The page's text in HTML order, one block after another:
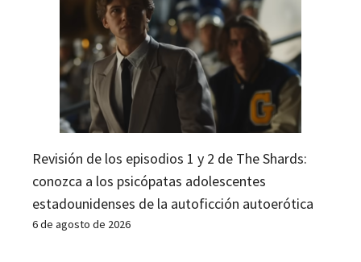
Revisión de los episodios 1 y 2 de The Shards:
conozca a los psicópatas adolescentes
estadounidenses de la autoficción autoerótica
6 de agosto de 2026